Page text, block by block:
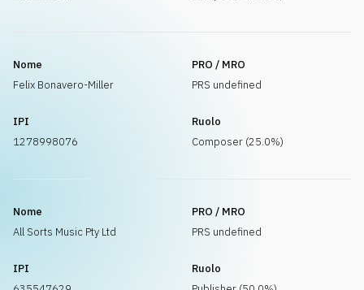
Nome
Felix Bonavero-Miller
PRO / MRO
PRS undefined
IPI
1278998076
Ruolo
Composer (25.0%)
Nome
All Sorts Music Pty Ltd
PRO / MRO
PRS undefined
IPI
Ruolo